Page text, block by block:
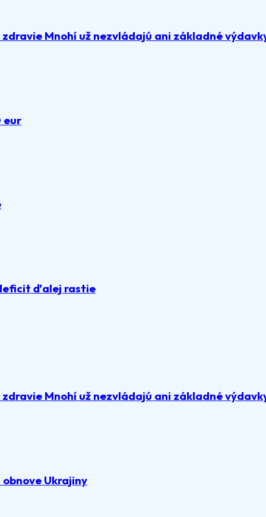
Mnohí už nezvládajú ani základné
eur
ďalej rastie
Mnohí už nezvládajú ani základné
Ukrajiny